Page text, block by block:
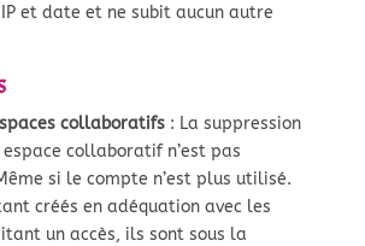
et date et ne subit aucun autre
collaboratifs: La suppression
collaboratif n’est pas
si le compte n’est plus utilisé.
créés en adéquation avec les
un accès, ils sont sous la